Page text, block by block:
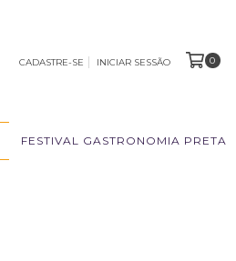
CADASTRE-SE INICIAR SESSÃO 0
FESTIVAL GASTRONOMIA PRETA